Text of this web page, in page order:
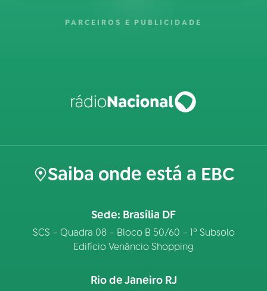
PARCEIROS E PUBLICIDADE
Saiba onde está a EBC
Sede: Brasília DF
SCS – Quadra 08 – Bloco B 50/60 – 1º Subsolo
Edifício Venâncio Shopping
Rio de Janeiro RJ